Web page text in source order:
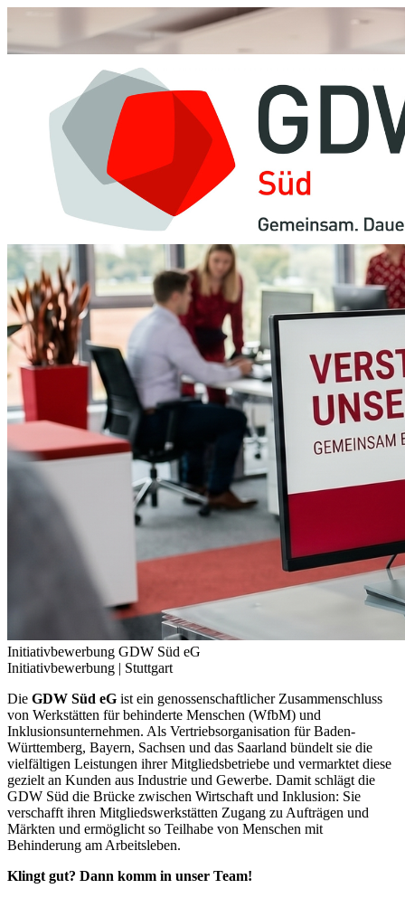
Initiativbewerbung GDW Süd eG
Initiativbewerbung | Stuttgart
Die GDW Süd eG ist ein genossenschaftlicher Zusammenschluss
von Werkstätten für behinderte Menschen (WfbM) und
Inklusionsunternehmen. Als Vertriebsorganisation für Baden-
Württemberg, Bayern, Sachsen und das Saarland bündelt sie die
vielfältigen Leistungen ihrer Mitgliedsbetriebe und vermarktet diese
gezielt an Kunden aus Industrie und Gewerbe. Damit schlägt die
GDW Süd die Brücke zwischen Wirtschaft und Inklusion: Sie
verschafft ihren Mitgliedswerkstätten Zugang zu Aufträgen und
Märkten und ermöglicht so Teilhabe von Menschen mit
Behinderung am Arbeitsleben.
Klingt gut? Dann komm in unser Team!